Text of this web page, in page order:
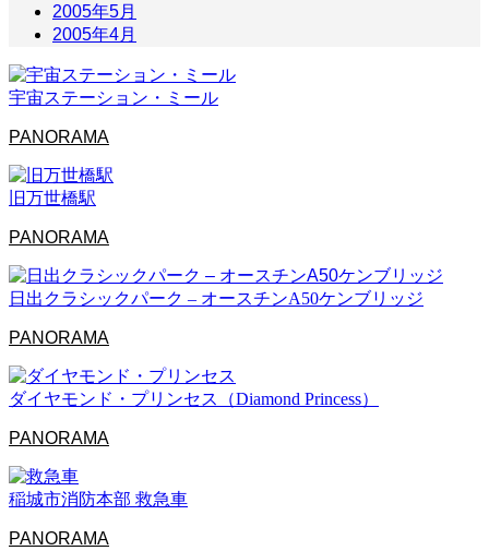
2005年5月
2005年4月
宇宙ステーション・ミール
PANORAMA
旧万世橋駅
PANORAMA
日出クラシックパーク – オースチンA50ケンブリッジ
PANORAMA
ダイヤモンド・プリンセス（Diamond Princess）
PANORAMA
稲城市消防本部 救急車
PANORAMA